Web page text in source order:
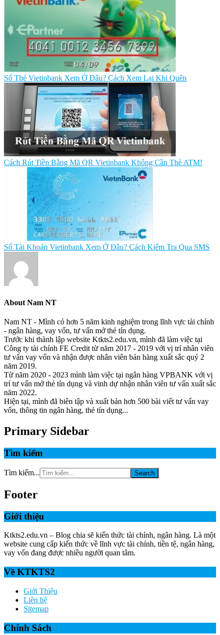
Số Thẻ Vietinbank Xem Ở Đâu? Cách Xem Lại Khi Quên
Cách Rút Tiền Bằng Mã QR Vietinbank Không Cần Thẻ ATM!
Số Tài Khoản Vietinbank Xem Ở Đâu? Cách Kiểm Tra Qua SMS
About Nam NT
Nam NT - Mình có hơn 5 năm kinh nghiệm trong lĩnh vực tài chính
- ngân hàng, vay vốn, tư vấn mở thẻ tín dụng.
Trước khi thành lập website Ktkts2.edu.vn, mình đã làm việc tại
Công ty tài chính FE Credit từ năm 2017 - 2019 với vị trí nhân viên
tư vấn vay vốn và nhận được nhân viên bán hàng xuất sắc quý 2
năm 2019.
Từ năm 2020 - 2023 mình làm việc tại ngân hàng VPBANK với vị
trí tư vấn mở thẻ tín dụng và vinh dự nhận nhân viên tư vấn xuất sắc
năm 2022.
Hiện tại, mình đã biên tập và xuất bản hơn 500 bài viết tư vấn vay
vốn, thông tin ngân hàng, thẻ tín dụng...
Primary Sidebar
Tìm kiếm
Tìm kiếm...
Footer
Giới thiệu
Ktkts2.edu.vn – Blog chia sẽ kiến thức tài chính, ngân hàng. Là một
website cung cấp kiến thức về lĩnh vực tài chính, tiền tệ, ngân hàng,
vay vốn đang được nhiều người quan tâm.
Về KTKTS2
Giới Thiệu
Liên hệ
Sitemap
Chính Sách